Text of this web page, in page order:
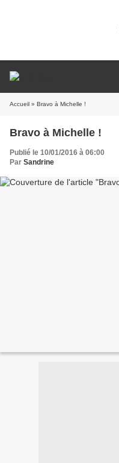
Accueil » Bravo à Michelle !
Bravo à Michelle !
Publié le 10/01/2016 à 06:00
Par Sandrine